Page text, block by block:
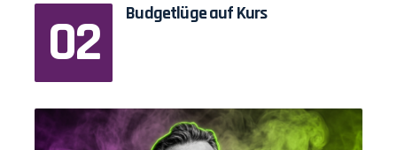
Budgetlüge auf Kurs